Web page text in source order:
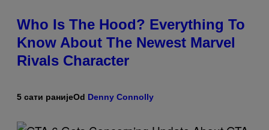
Who Is The Hood? Everything To
Know About The Newest Marvel
Rivals Character
5 сати ранијеOd Denny Connolly